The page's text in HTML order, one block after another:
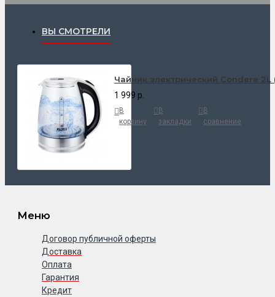
ВЫ СМОТРЕЛИ
Чайник электрический Condere 2L
1 999 р.
В
корзину
В
закладки
В
сравнение
Меню
Договор публичной оферты
Доставка
Оплата
Гарантия
Кредит